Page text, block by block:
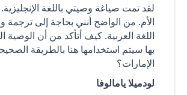
لقد تمت صياغة وصيتي باللغة
الأم. من الواضح أنني بحاجة إلى ترجمة
اللغة العربية. كيف أتأكد من أن الوصية
بها سيتم استخدامها هنا بالطريقة
الإمارات؟
لودميلا يامالوفا